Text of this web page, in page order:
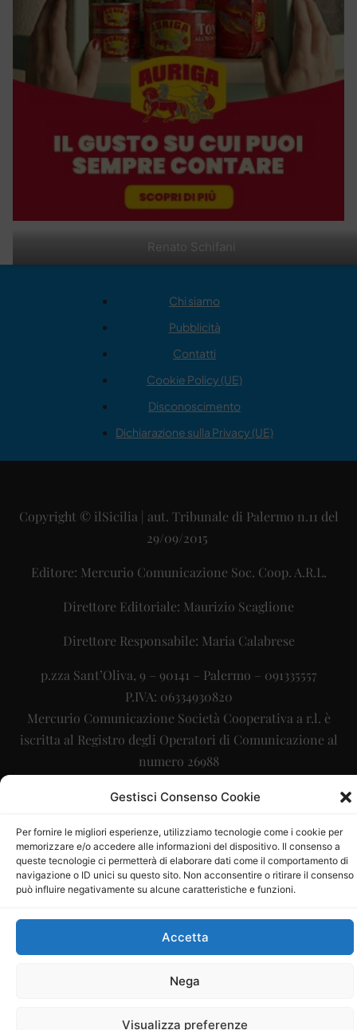
Gestisci Consenso Cookie
Per fornire le migliori esperienze, utilizziamo tecnologie come i cookie per
memorizzare e/o accedere alle informazioni del dispositivo. Il consenso a
queste tecnologie ci permetterà di elaborare dati come il comportamento di
navigazione o ID unici su questo sito. Non acconsentire o ritirare il consenso
può influire negativamente su alcune caratteristiche e funzioni.
Accetta
Nega
Visualizza preferenze
Renato Schifani
Chi siamo
Pubblicità
Contatti
Cookie Policy (UE)
Disconoscimento
Dichiarazione sulla Privacy (UE)
Copyright © ilSicilia | aut. Tribunale di Palermo n.11 del
29/09/2015
Editore: Mercurio Comunicazione Soc. Coop. A.R.L.
Direttore Editoriale: Maurizio Scaglione
Direttore Responsabile: Maria Calabrese
p.zza Sant’Oliva, 9 – 90141 – Palermo – 091335557
P.IVA: 06334930820
Mercurio Comunicazione Società Cooperativa a r.l. è
iscritta al Registro degli Operatori di Comunicazione al
numero 26988
Sito gestito daLa Digitale srl–info@ladigitale.it